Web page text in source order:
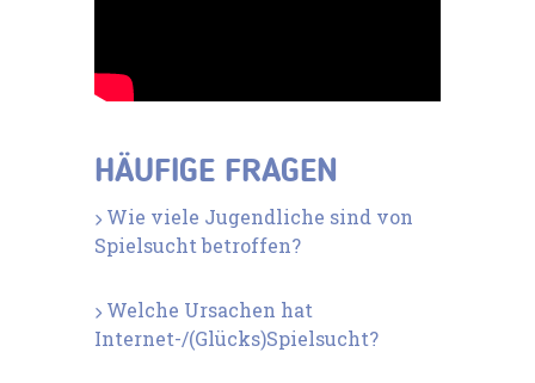
HÄUFIGE FRAGEN
Wie viele Jugendliche sind von
Spielsucht betroffen?
Welche Ursachen hat
Internet-/(Glücks)Spielsucht?